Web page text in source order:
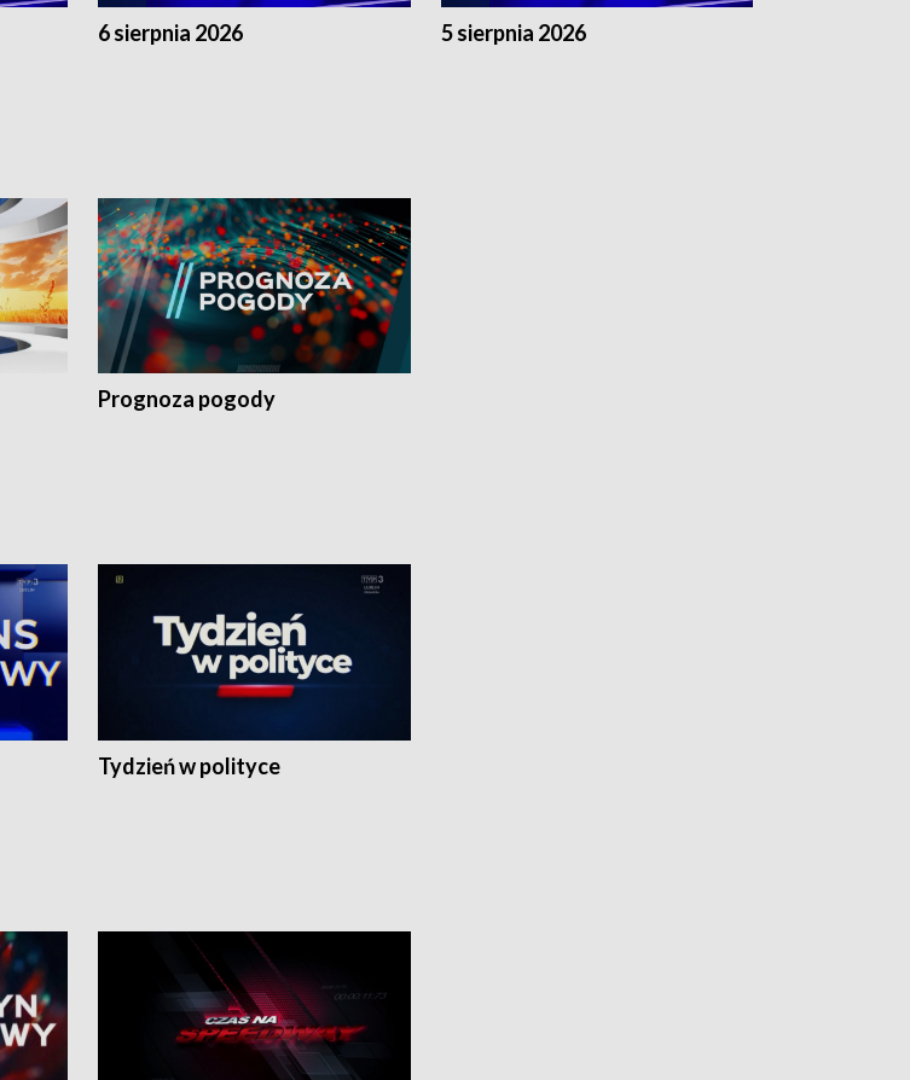
6 sierpnia 2026 5 sierpnia 2026
Prognoza pogody
Tydzień w polityce